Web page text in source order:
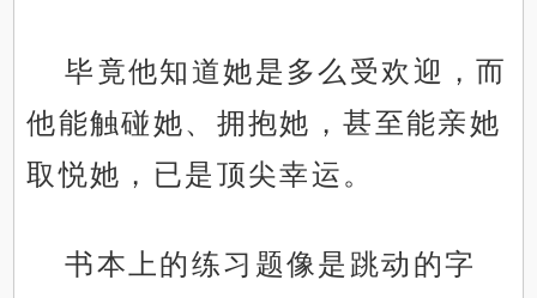
毕竟他知道她是多么受欢迎，而
他能触碰她、拥抱她，甚至能亲她
取悦她，已是顶尖幸运。
书本上的练习题像是跳动的字